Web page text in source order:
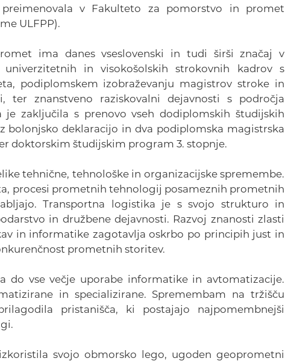
v Fakulteto za pomorstvo in promet
ULFPP).
ima danes vseslovenski in tudi širši značaj v
univerzitetnih in visokošolskih strokovnih kadrov s
podiplomskem izobraževanju magistrov stroke in
ter znanstveno raziskovalni dejavnosti s področja
je zaključila s prenovo vseh dodiplomskih študijskih
bolonjsko deklaracijo in dva podiplomska magistrska
doktorskim študijskim program 3. stopnje.
tehnične, tehnološke in organizacijske spremembe.
procesi prometnih tehnologij posameznih prometnih
Transportna logistika je s svojo strukturo in
in družbene dejavnosti. Razvoj znanosti zlasti
in informatike zagotavlja oskrbo po principih just in
prometnih storitev.
do vse večje uporabe informatike in avtomatizacije.
in specializirane. Spremembam na tržišču
pristanišča, ki postajajo najpomembnejši
svojo obmorsko lego, ugoden geoprometni